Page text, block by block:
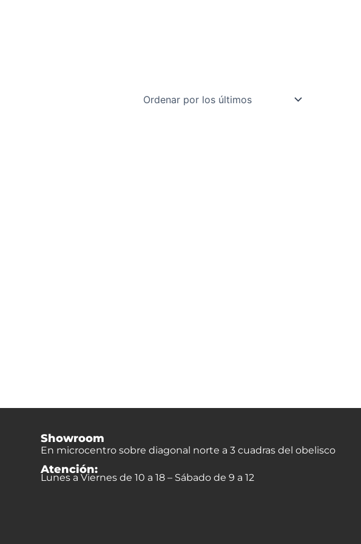
Showroom
En microcentro sobre diagonal norte a 3 cuadras del obelisco
Atención:
Lunes a Viernes de 10 a 18 – Sábado de 9 a 12